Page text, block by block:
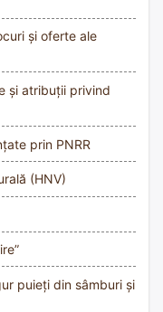
și oferte ale
și atribuții privind
prin PNRR
(HNV)
puieți din sâmburi și